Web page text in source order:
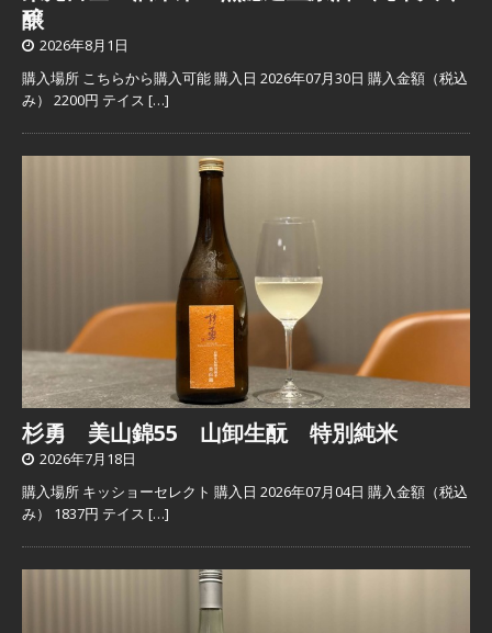
醸
2026年8月1日
購入場所 こちらから購入可能 購入日 2026年07月30日 購入金額（税込
み） 2200円 テイス […]
杉勇 美山錦55 山卸生酛 特別純米
2026年7月18日
購入場所 キッショーセレクト 購入日 2026年07月04日 購入金額（税込
み） 1837円 テイス […]